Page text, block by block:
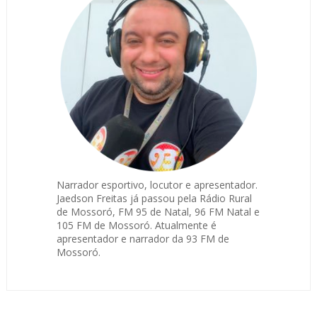
Narrador esportivo, locutor e apresentador.
Jaedson Freitas já passou pela Rádio Rural
de Mossoró, FM 95 de Natal, 96 FM Natal e
105 FM de Mossoró. Atualmente é
apresentador e narrador da 93 FM de
Mossoró.